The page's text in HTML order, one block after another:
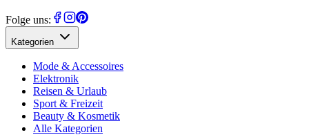
Folge uns:
Kategorien
Mode & Accessoires
Elektronik
Reisen & Urlaub
Sport & Freizeit
Beauty & Kosmetik
Alle Kategorien